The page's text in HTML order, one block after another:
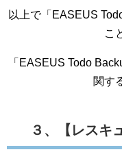
以上で「EASEUS
こ
「EASEUS Todo
関す
３、【レスキ